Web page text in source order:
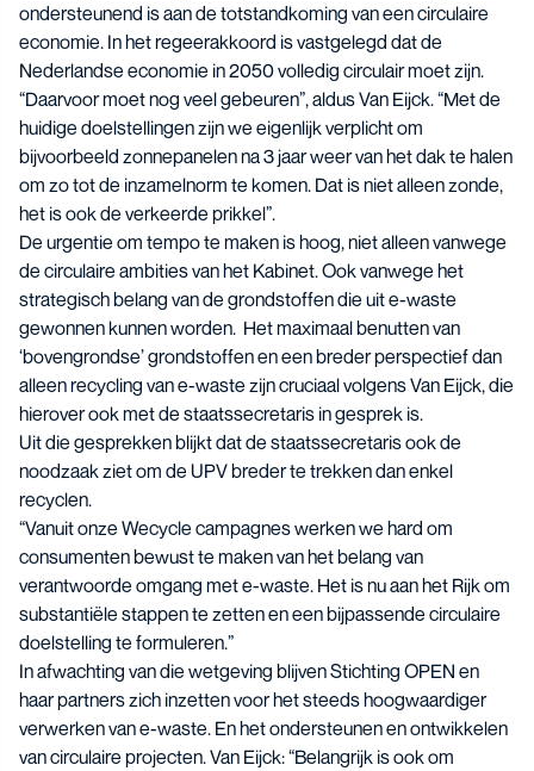
ondersteunend is aan de totstandkoming van een circulaire
economie. In het regeerakkoord is vastgelegd dat de
Nederlandse economie in 2050 volledig circulair moet zijn.
“Daarvoor moet nog veel gebeuren”, aldus Van Eijck. “Met de
huidige doelstellingen zijn we eigenlijk verplicht om
bijvoorbeeld zonnepanelen na 3 jaar weer van het dak te halen
om zo tot de inzamelnorm te komen. Dat is niet alleen zonde,
het is ook de verkeerde prikkel”.
De urgentie om tempo te maken is hoog, niet alleen vanwege
de circulaire ambities van het Kabinet. Ook vanwege het
strategisch belang van de grondstoffen die uit e-waste
gewonnen kunnen worden. Het maximaal benutten van
‘bovengrondse’ grondstoffen en een breder perspectief dan
alleen recycling van e-waste zijn cruciaal volgens Van Eijck, die
hierover ook met de staatssecretaris in gesprek is.
Uit die gesprekken blijkt dat de staatssecretaris ook de
noodzaak ziet om de UPV breder te trekken dan enkel
recyclen.
“Vanuit onze Wecycle campagnes werken we hard om
consumenten bewust te maken van het belang van
verantwoorde omgang met e-waste. Het is nu aan het Rijk om
substantiële stappen te zetten en een bijpassende circulaire
doelstelling te formuleren.”
In afwachting van die wetgeving blijven Stichting OPEN en
haar partners zich inzetten voor het steeds hoogwaardiger
verwerken van e-waste. En het ondersteunen en ontwikkelen
van circulaire projecten. Van Eijck: “Belangrijk is ook om